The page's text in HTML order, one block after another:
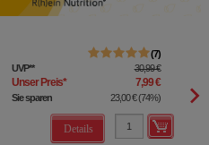
7
UVP** 30,99 €
Unser Preis* 7,99 €
Sie sparen 23,00 € (74%)
Details